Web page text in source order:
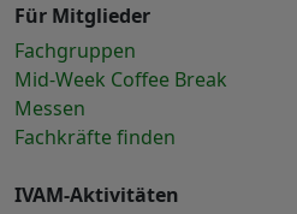
Für Mitglieder
Fachgruppen
Mid-Week Coffee Break
Messen
Fachkräfte finden
IVAM-Aktivitäten